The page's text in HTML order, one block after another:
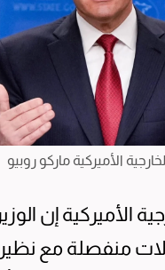
الأميركية ماركو روبيو
الأميركية إن
منفصلة مع